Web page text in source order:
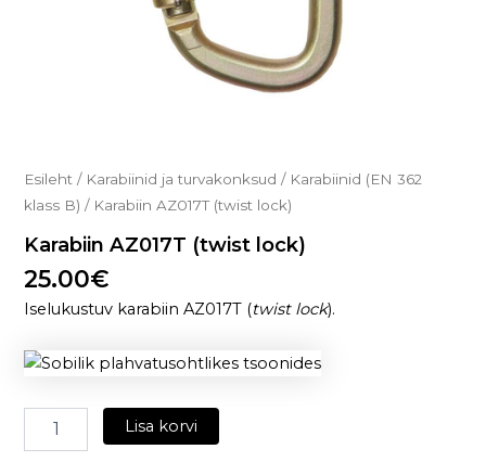
Esileht / Karabiinid ja turvakonksud / Karabiinid (EN 362
klass B) / Karabiin AZ017T (twist lock)
Karabiin AZ017T (twist lock)
25.00€
Iselukustuv karabiin AZ017T (twist lock).
Lisa korvi